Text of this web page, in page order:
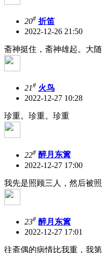
20# 折笛
2022-12-26 21:50
斋神挺住，斋神雄起。大
21# 火鸟
2022-12-27 10:28
珍重。珍重。珍重
22# 醉月东篱
2022-12-27 17:00
我先是照顾三人，然后被
23# 醉月东篱
2022-12-27 17:01
往斋偶的病情比我重，我